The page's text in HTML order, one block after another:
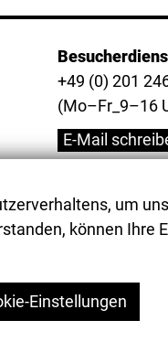
um
können
Einstellungen
+49 (0) 201
(Mo–Fr_9–16
E-Mail